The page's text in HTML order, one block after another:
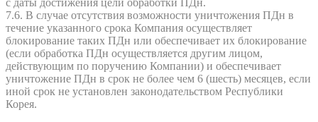
7.6. В случае отсутствия возможности уничтожения ПДн в
течение указанного срока Компания осуществляет
блокирование таких ПДн или обеспечивает их блокирование
(если обработка ПДн осуществляется другим лицом,
действующим по поручению Компании) и обеспечивает
уничтожение ПДн в срок не более чем 6 (шесть) месяцев, если
иной срок не установлен законодательством Республики
Корея.